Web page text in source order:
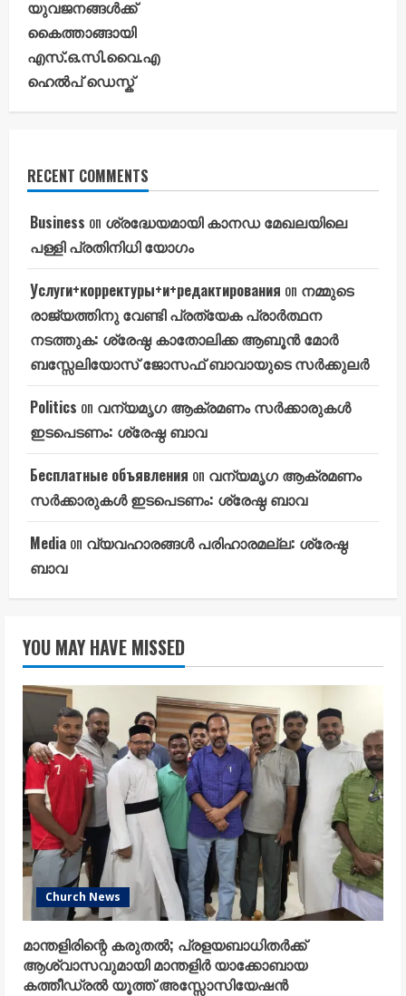
യുവജനങ്ങൾക്ക്
കൈത്താങ്ങായി
എസ്.ഒ.സി.വൈ.എ
ഹെൽപ് ഡെസ്ക്
RECENT COMMENTS
Business on ശ്രദ്ധേയമായി കാനഡ മേഖലയിലെ
പള്ളി പ്രതിനിധി യോഗം
Услуги+корректуры+и+редактирования on നമ്മുടെ
രാജ്യത്തിനു വേണ്ടി പ്രത്യേക പ്രാർത്ഥന
നടത്തുക: ശ്രേഷ്ഠ കാതോലിക്ക ആബൂൻ മോർ
ബസ്സേലിയോസ് ജോസഫ് ബാവായുടെ സർക്കുലർ
Politics on വന്യമൃഗ ആക്രമണം സർക്കാരുകൾ
ഇടപെടണം: ശ്രേഷ്ഠ ബാവ
Бесплатные объявления on വന്യമൃഗ ആക്രമണം
സർക്കാരുകൾ ഇടപെടണം: ശ്രേഷ്ഠ ബാവ
Media on വ്യവഹാരങ്ങൾ പരിഹാരമല്ല: ശ്രേഷ്ഠ
ബാവ
YOU MAY HAVE MISSED
Church News
മാന്തളിരിന്റെ കരുതൽ; പ്രളയബാധിതർക്ക്
ആശ്വാസവുമായി മാന്തളിർ യാക്കോബായ
കത്തീഡ്രൽ യൂത്ത് അസ്സോസിയേഷൻ